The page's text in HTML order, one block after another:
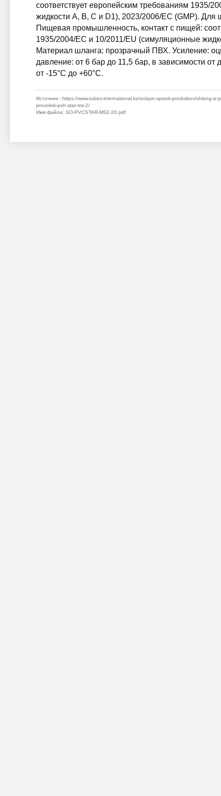
соответствует европейским требованиям 1935/
жидкости A, B, C и D1), 2023/2006/EC (GMP).
Пищевая промышленность, контакт с пищей:
1935/2004/EC и 10/2011/EU (симуляционные
Материал шланга: прозрачный ПВХ. Усиление:
давление: от 6 бар до 11,5 бар, в зависимости
от -15°C до +60°C.
Источник : https://www.tubes-international.kz/onlayn-spisok-produktov/shlang-
provoloki-pvh-star-ms-2/
Имя файла: SO-PVCSTAR-MS2-20.pdf